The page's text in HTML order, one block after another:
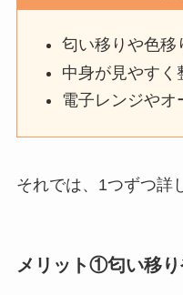
匂い移りや色移
中身が見やすく
電子レンジやオ
それでは、1つずつ詳
メリット①匂い移